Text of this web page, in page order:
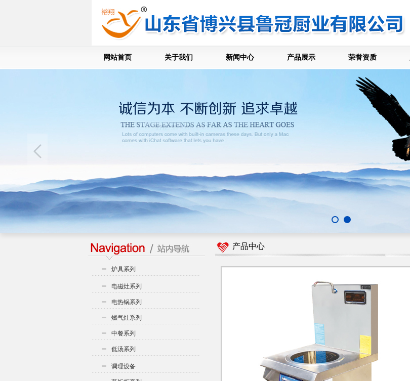
网站首页 关于我们 新闻中心 产品展示 荣誉资质
炉具系列
电磁灶系列
电热锅系列
燃气灶系列
中餐系列
低汤系列
调理设备
产品中心